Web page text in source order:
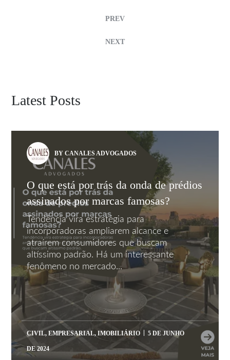
PREV
NEXT
Latest Posts
BY CANALES ADVOGADOS
O que está por trás da onda de prédios
assinados por marcas famosas?
Tendência vira estratégia para
incorporadoras ampliarem alcance e
atraírem consumidores que buscam
altíssimo padrão. Há um interessante
fenômeno no mercado...
CIVIL,EMPRESARIAL,IMOBILIÁRIO 5 DE JUNHO
DE 2024